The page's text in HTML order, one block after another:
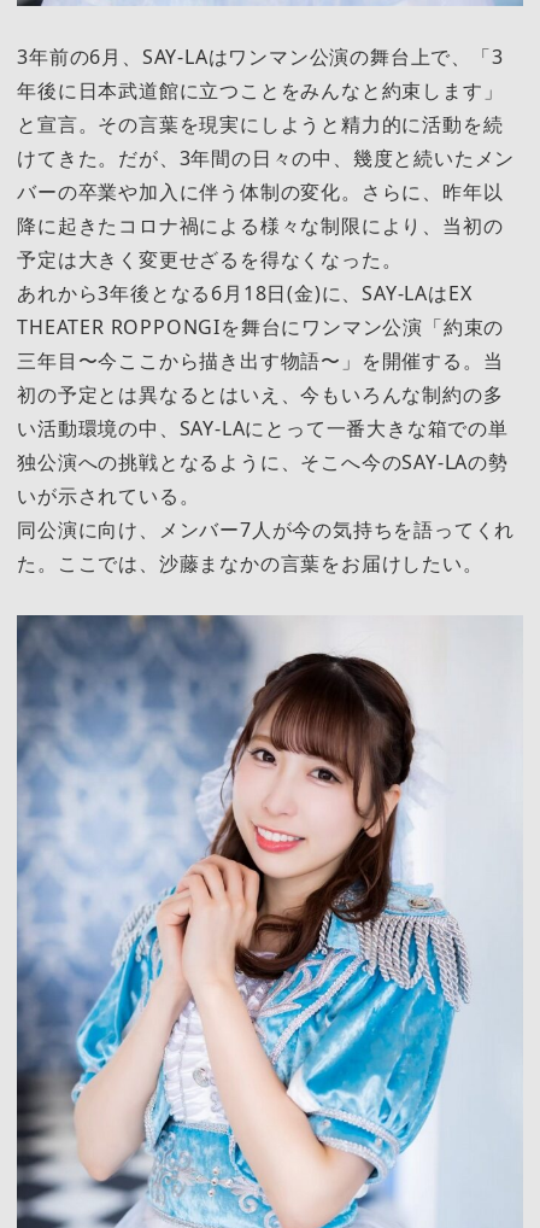
3年前の6月、SAY-LAはワンマン公演の舞台上で、「3
年後に日本武道館に立つことをみんなと約束します」
と宣言。その言葉を現実にしようと精力的に活動を続
けてきた。だが、3年間の日々の中、幾度と続いたメン
バーの卒業や加入に伴う体制の変化。さらに、昨年以
降に起きたコロナ禍による様々な制限により、当初の
予定は大きく変更せざるを得なくなった。
あれから3年後となる6月18日(金)に、SAY-LAはEX
THEATER ROPPONGIを舞台にワンマン公演「約束の
三年目〜今ここから描き出す物語〜」を開催する。当
初の予定とは異なるとはいえ、今もいろんな制約の多
い活動環境の中、SAY-LAにとって一番大きな箱での単
独公演への挑戦となるように、そこへ今のSAY-LAの勢
いが示されている。
同公演に向け、メンバー7人が今の気持ちを語ってくれ
た。ここでは、沙藤まなかの言葉をお届けしたい。